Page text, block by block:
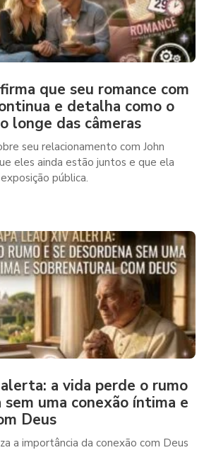
que seu romance com
e detalha como o
longe das câmeras
seu relacionamento com John
eles ainda estão juntos e que ela
pública.
a vida perde o rumo
sem uma conexão íntima e
Deus
a importância da conexão com Deus